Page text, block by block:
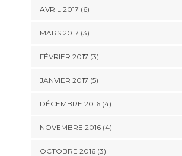
AVRIL 2017 (6)
MARS 2017 (3)
FÉVRIER 2017 (3)
JANVIER 2017 (5)
DÉCEMBRE 2016(4)
NOVEMBRE 2016(4)
OCTOBRE 2016(3)